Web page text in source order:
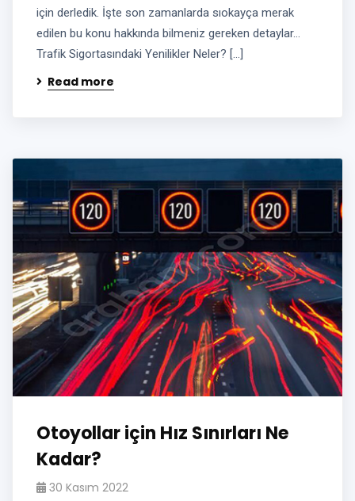
için derledik. İşte son zamanlarda sıokayça merak
edilen bu konu hakkında bilmeniz gereken detaylar…
Trafik Sigortasındaki Yenilikler Neler? […]
Read more
Otoyollar için Hız Sınırları Ne
Kadar?
30 Kasım 2022